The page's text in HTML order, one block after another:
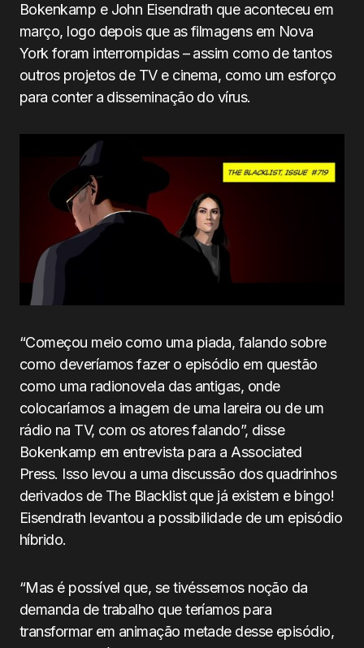
Bokenkamp e John Eisendrath que aconteceu em
março, logo depois que as filmagens em Nova
York foram interrompidas – assim como de tantos
outros projetos de TV e cinema, como um esforço
para conter a disseminação do vírus.
“Começou meio como uma piada, falando sobre
como deveríamos fazer o episódio em questão
como uma radionovela das antigas, onde
colocaríamos a imagem de uma lareira ou de um
rádio na TV, com os atores falando”, disse
Bokenkamp em entrevista para a Associated
Press. Isso levou a uma discussão dos quadrinhos
derivados de The Blacklist que já existem e bingo!
Eisendrath levantou a possibilidade de um episódio
híbrido.
“Mas é possível que, se tivéssemos noção da
demanda de trabalho que teríamos para
transformar em animação metade desse episódio,